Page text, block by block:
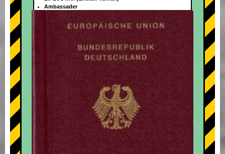
+
Ambassader